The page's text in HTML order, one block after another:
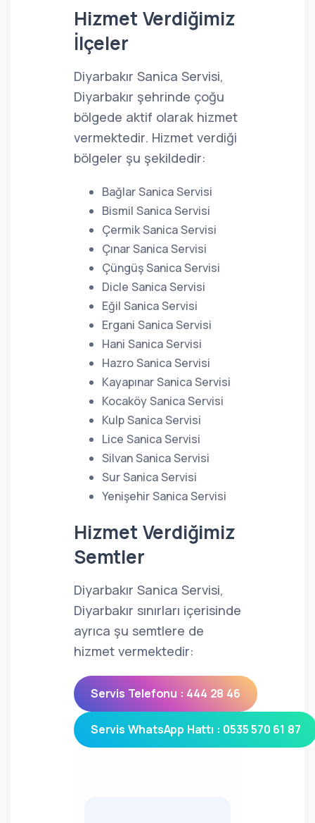
Hizmet Verdiğimiz
İlçeler
Diyarbakır Sanica Servisi,
Diyarbakır şehrinde çoğu
bölgede aktif olarak hizmet
vermektedir. Hizmet verdiği
bölgeler şu şekildedir:
Bağlar Sanica Servisi
Bismil Sanica Servisi
Çermik Sanica Servisi
Çınar Sanica Servisi
Çüngüş Sanica Servisi
Dicle Sanica Servisi
Eğil Sanica Servisi
Ergani Sanica Servisi
Hani Sanica Servisi
Hazro Sanica Servisi
Kayapınar Sanica Servisi
Kocaköy Sanica Servisi
Kulp Sanica Servisi
Lice Sanica Servisi
Silvan Sanica Servisi
Sur Sanica Servisi
Yenişehir Sanica Servisi
Hizmet Verdiğimiz
Semtler
Diyarbakır Sanica Servisi,
Diyarbakır sınırları içerisinde
ayrıca şu semtlere de
hizmet vermektedir:
Servis Telefonu : 444 28 46
Servis WhatsApp Hattı : 0535 570 61 87